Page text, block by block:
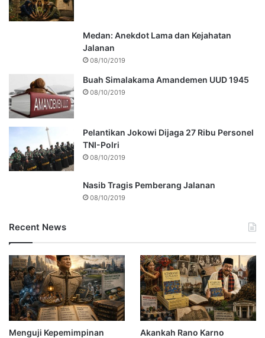
Medan: Anekdot Lama dan Kejahatan
Jalanan
08/10/2019
Buah Simalakama Amandemen UUD 1945
08/10/2019
Pelantikan Jokowi Dijaga 27 Ribu Personel
TNI-Polri
08/10/2019
Nasib Tragis Pemberang Jalanan
08/10/2019
Recent News
Menguji Kepemimpinan
Akankah Rano Karno